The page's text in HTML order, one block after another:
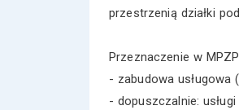
przestrzenią działki
Przeznaczenie w
- zabudowa usługowa
- dopuszczalnie: